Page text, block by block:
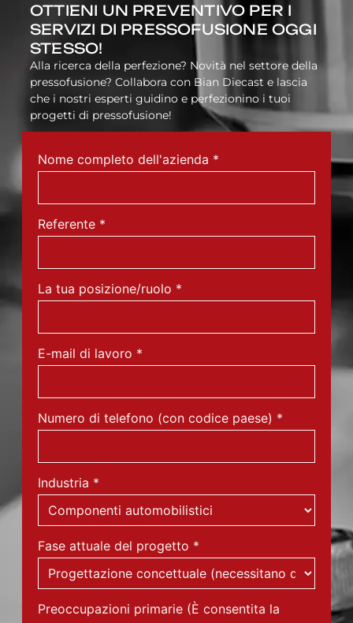
OTTIENI UN PREVENTIVO PER I
SERVIZI DI PRESSOFUSIONE OGGI
STESSO!
Alla ricerca della perfezione? Novità nel settore della
pressofusione? Collabora con Bian Diecast e lascia
che i nostri esperti guidino e perfezionino i tuoi
progetti di pressofusione!
Nome completo dell'azienda *
Referente *
La tua posizione/ruolo *
E-mail di lavoro *
Numero di telefono (con codice paese) *
Industria *
Fase attuale del progetto *
Preoccupazioni primarie (È consentita la